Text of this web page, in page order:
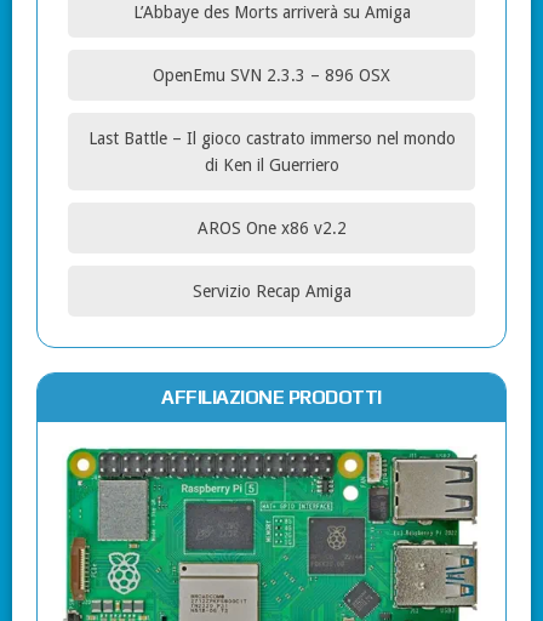
L’Abbaye des Morts arriverà su Amiga
OpenEmu SVN 2.3.3 – 896 OSX
Last Battle – Il gioco castrato immerso nel mondo
di Ken il Guerriero
AROS One x86 v2.2
Servizio Recap Amiga
AFFILIAZIONE PRODOTTI